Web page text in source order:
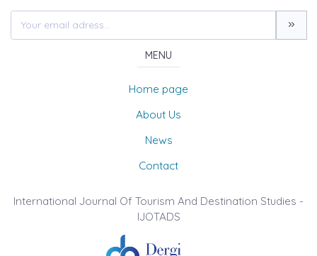
MENU
Home page
About Us
News
Contact
International Journal Of Tourism And Destination Studies -
IJOTADS